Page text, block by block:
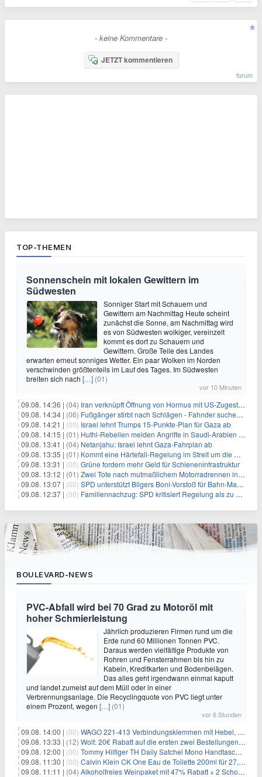
- keine Kommentare -
JETZT kommentieren
forum
TOP-THEMEN
Sonnenschein mit lokalen Gewittern im
Südwesten
Sonniger Start mit Schauern und
Gewittern am Nachmittag Heute scheint
zunächst die Sonne, am Nachmittag wird
es von Südwesten wolkiger, vereinzelt
kommt es dort zu Schauern und
Gewittern. Große Teile des Landes
erwarten erneut sonniges Wetter. Ein paar Wolken im Norden
verschwinden größtenteils im Lauf des Tages. Im Südwesten
breiten sich nach […] (01)
vor 10 Minuten
09.08. 14:36 | (04) Iran verknüpft Öffnung von Hormus mit US-Zugeständnissen
09.08. 14:34 | (06) Fußgänger stirbt nach Schlägen - Fahnder suchen Autofahrer
09.08. 14:21 | (00) Israel lehnt Trumps 15-Punkte-Plan für Gaza ab
09.08. 14:15 | (01) Huthi-Rebellen melden Angriffe in Saudi-Arabien und im Jemen
09.08. 13:41 | (04) Netanjahu: Israel lehnt Gaza-Fahrplan ab
09.08. 13:35 | (01) Kommt eine Härtefall-Regelung im Streit um die Rente mit 63?
09.08. 13:31 | (00) Grüne fordern mehr Geld für Schieneninfrastruktur
09.08. 13:12 | (01) Zwei Tote nach mutmaßlichem Motorradrennen in Köln
09.08. 13:07 | (00) SPD unterstützt Bilgers Boni-Vorstoß für Bahn-Manager
09.08. 12:37 | (00) Familiennachzug: SPD kritisiert Regelung als zu streng
BOULEVARD-NEWS
PVC-Abfall wird bei 70 Grad zu Motoröl mit
hoher Schmierleistung
Jährlich produzieren Firmen rund um die
Erde rund 60 Millionen Tonnen PVC.
Daraus werden vielfältige Produkte von
Rohren und Fensterrahmen bis hin zu
Kabeln, Kreditkarten und Bodenbelägen.
Das alles geht irgendwann einmal kaputt
und landet zumeist auf dem Müll oder in einer
Verbrennungsanlage. Die Recyclingquote von PVC liegt unter
einem Prozent, wegen […] (01)
vor 6 Stunden
09.08. 14:00 | (00) WAGO 221-413 Verbindungsklemmen mit Hebel, 50 Stück für 14,99€
09.08. 13:33 | (12) Wolt: 20€ Rabatt auf die ersten zwei Bestellungen für Neukunden
09.08. 12:00 | (00) Tommy Hilfiger TH Daily Satchel Mono Handtasche für 73,97€
09.08. 11:30 | (00) Calvin Klein CK One Eau de Toilette 200ml für 27,99€
09.08. 11:11 | (04) Alkoholfreies Weinpaket mit 47% Rabatt + 2 Schott Zwiesel Gläser GRATIS für 29,99€